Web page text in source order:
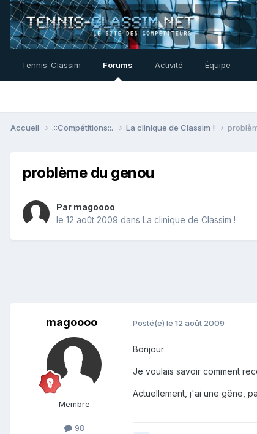
Tennis-Classim Forums Activité Équipe
Accueil .::Compétitions::. La clinique de Classim !
problème du genou
Par magoooo
le 12 août 2009 dans La clinique de Classim !
magoooo
Membre
98
Posté(e) le 12 août 2009
Bonjour
Je voulais savoir comment
Actuellement, j'ai une gêne,